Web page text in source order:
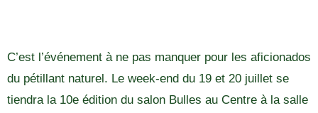
C’est l’événement à ne pas manquer pour les aficionados
du pétillant naturel. Le week-end du 19 et 20 juillet se
tiendra la 10e édition du salon Bulles au Centre à la salle